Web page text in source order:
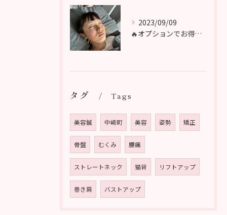
2023/09/09
🔥オプションでお得に鍼を🔥
タグ Tags
美容鍼 中崎町 美容 姿勢 矯正
骨盤 むくみ 腰痛
ストレートネック 猫背 リフトアップ
巻き肩 バストアップ